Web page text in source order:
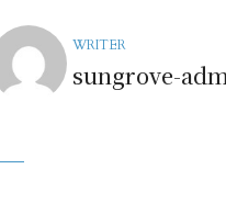
WRITER
sungrove-